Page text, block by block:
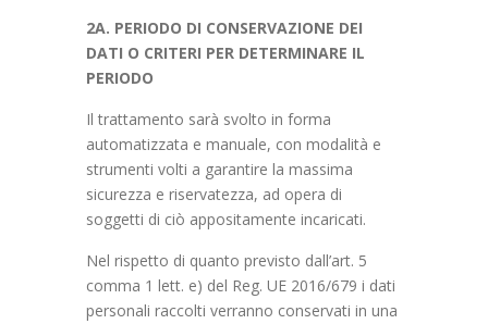
2A. PERIODO DI CONSERVAZIONE DEI
DATI O CRITERI PER DETERMINARE IL
PERIODO
Il trattamento sarà svolto in forma
automatizzata e manuale, con modalità e
strumenti volti a garantire la massima
sicurezza e riservatezza, ad opera di
soggetti di ciò appositamente incaricati.
Nel rispetto di quanto previsto dall’art. 5
comma 1 lett. e) del Reg. UE 2016/679 i dati
personali raccolti verranno conservati in una